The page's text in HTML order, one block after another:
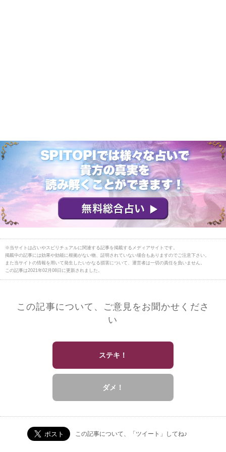
※当サイトは占いやスピリチュアルに関連する記事を掲載するメディアサイトです。
掲載中の記事には効果や効能に根拠がない物、証明されていない場合もありますのでご注意下さい。
また当サイトの情報を用いて発生したいかなる損害について、運営者は一切の責任を負いません。
この記事は2021年02月08日に更新されました。
この記事について、ご意見をお聞かせくださ
い
ステキ！
ダメ！
この記事について、「ツイート」してね♪